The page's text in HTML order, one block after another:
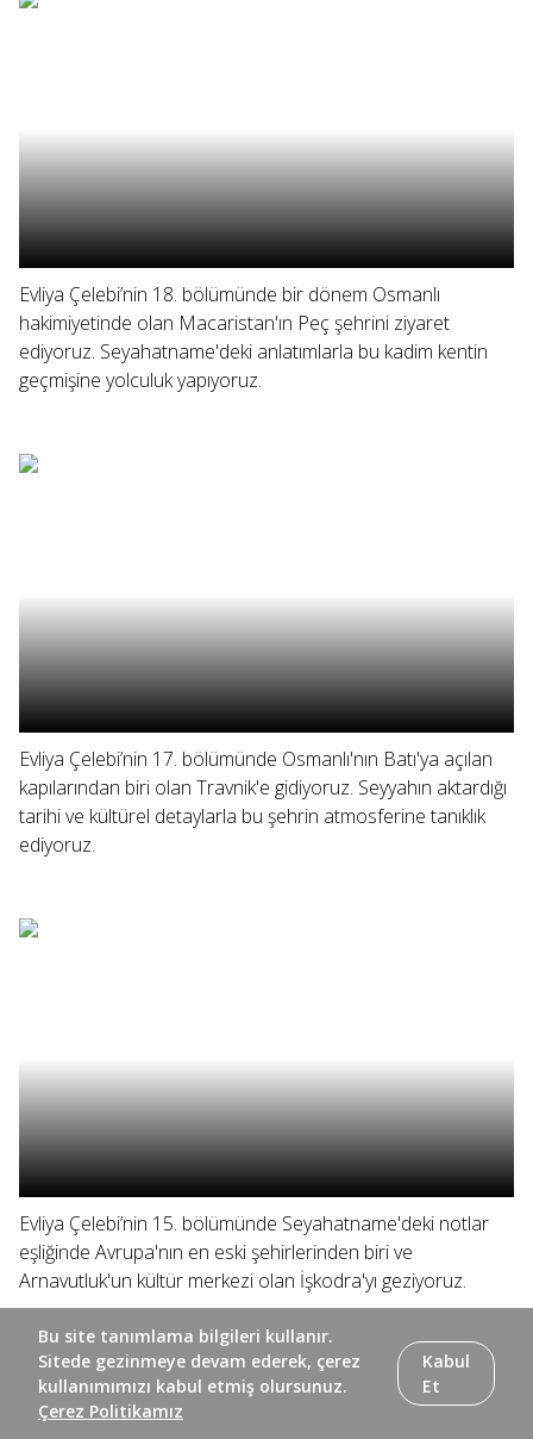
Evliya Çelebi’nin 18. bölümünde bir dönem Osmanlı
hakimiyetinde olan Macaristan'ın Peç şehrini ziyaret
ediyoruz. Seyahatname'deki anlatımlarla bu kadim kentin
geçmişine yolculuk yapıyoruz.
Evliya Çelebi’nin 17. bölümünde Osmanlı'nın Batı'ya açılan
kapılarından biri olan Travnik'e gidiyoruz. Seyyahın aktardığı
tarihi ve kültürel detaylarla bu şehrin atmosferine tanıklık
ediyoruz.
Evliya Çelebi’nin 15. bölümünde Seyahatname'deki notlar
eşliğinde Avrupa'nın en eski şehirlerinden biri ve
Arnavutluk'un kültür merkezi olan İşkodra'yı geziyoruz.
Bu site tanımlama bilgileri kullanır.
Sitede gezinmeye devam ederek, çerez
kullanımımızı kabul etmiş olursunuz.
Çerez Politikamız
Kabul
Et